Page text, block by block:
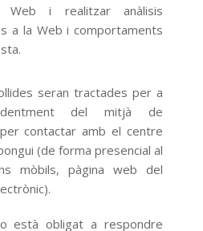
i realitzar anàlisis
a la Web i comportaments
seran tractades per a
del mitjà de
contactar amb el centre
(de forma presencial al
mòbils, pàgina web del
està obligat a respondre